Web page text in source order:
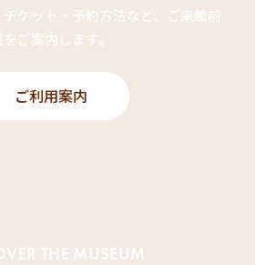
ケット・予約方法など、ご来館前
ご案内します。
ご利用案内
THE MUSEUM